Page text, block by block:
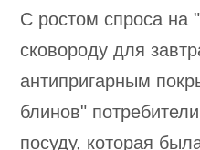
С ростом спроса на
сковороду для
антипригарным
блинов"
посуду, которая